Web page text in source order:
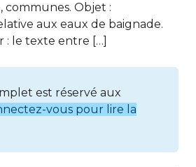
communes. Objet :
aux eaux de baignade.
: le texte entre […]
est réservé aux
vous pour lire la